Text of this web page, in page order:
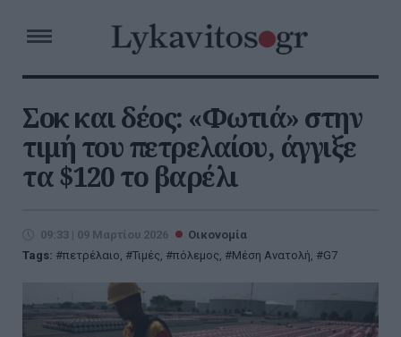
Σοκ και δέος: «Φωτιά» στην
τιμή του πετρελαίου, άγγιξε
τα $120 το βαρέλι
09:33 | 09 Μαρτίου 2026
Οικονομία
Tags:
πετρέλαιο, Τιμές, πόλεμος, Μέση Ανατολή, G7